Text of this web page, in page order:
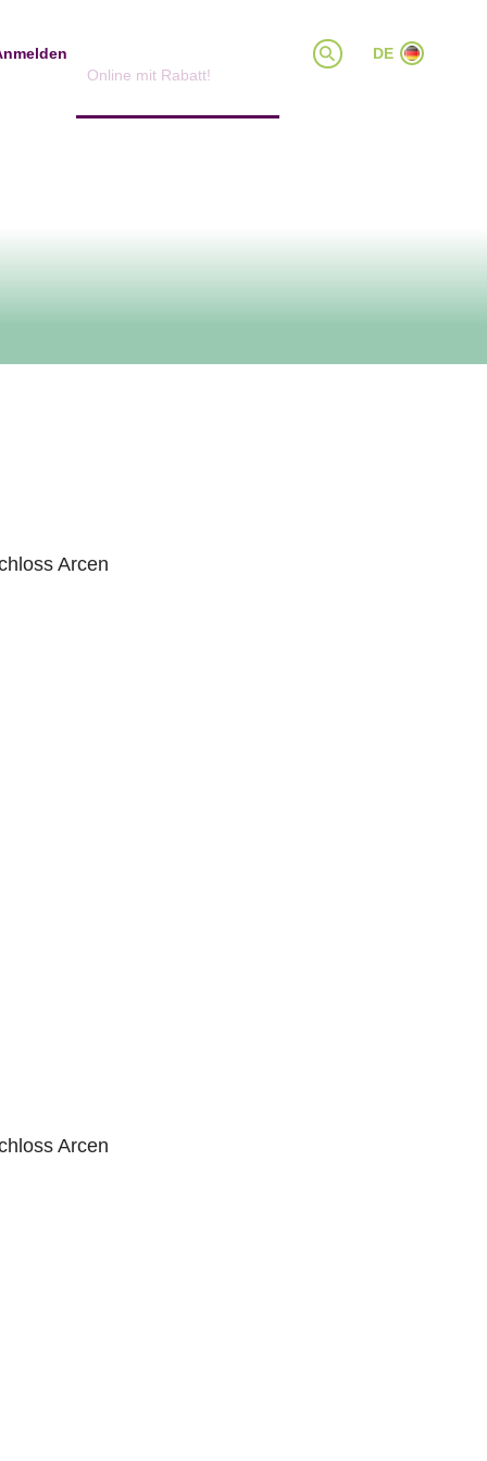
Online mit Rabatt!
DE